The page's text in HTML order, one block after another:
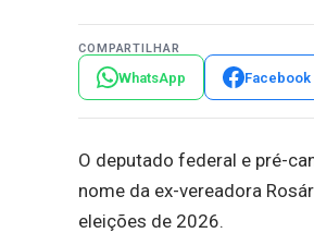
COMPARTILHAR
WhatsApp Facebook
O deputado federal e pré-
nome da ex-vereadora
eleições de 2026.